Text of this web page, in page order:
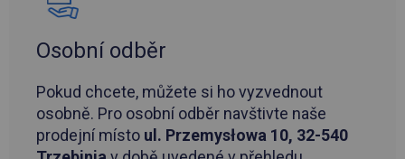
Osobní odběr
Pokud chcete, můžete si ho vyzvednout
osobně. Pro osobní odběr navštivte naše
prodejní místo ul. Przemysłowa 10, 32-540